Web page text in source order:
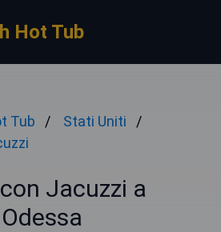
Hot Tub
Tub
Stati Uniti
Jacuzzi a
Odessa